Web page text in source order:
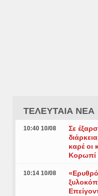
ΤΕΛΕΥΤΑΙΑ ΝΕΑ
10:40 10/08
Σε
καρέ οι
Κορωπί
10:14 10/08